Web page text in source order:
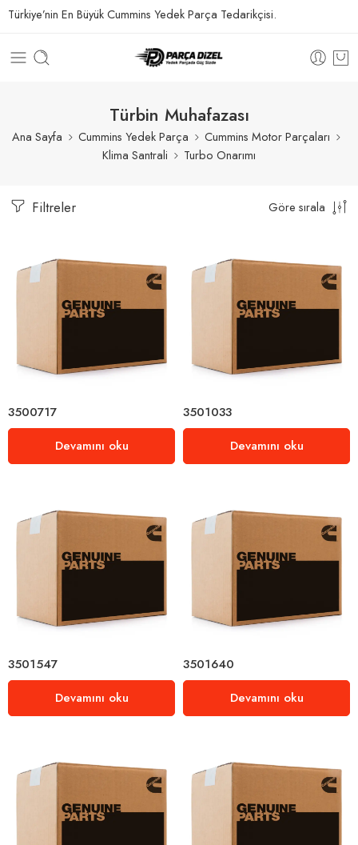
Türkiye’nin En Büyük Cummins Yedek Parça Tedarikçisi.
Türbin Muhafazası
Ana Sayfa Cummins Yedek Parça
Cummins Motor Parçaları
Klima Santrali
Turbo Onarımı
Filtreler Göre sırala
3500717
Devamını oku
3501033
Devamını oku
3501547
Devamını oku
3501640
Devamını oku